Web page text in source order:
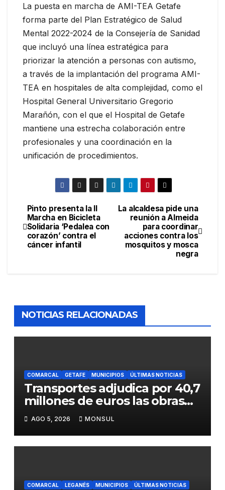
La puesta en marcha de AMI-TEA Getafe
forma parte del Plan Estratégico de Salud
Mental 2022-2024 de la Consejería de Sanidad
que incluyó una línea estratégica para
priorizar la atención a personas con autismo,
a través de la implantación del programa AMI-
TEA en hospitales de alta complejidad, como el
Hospital General Universitario Gregorio
Marañón, con el que el Hospital de Getafe
mantiene una estrecha colaboración entre
profesionales y una coordinación en la
unificación de procedimientos.
La alcaldesa pide una
reunión a Almeida
para coordinar
acciones contra los
mosquitos y mosca
negra
Pinto presenta la II
Marcha en Bicicleta
Solidaria ‘Pedalea con
corazón’ contra el
cáncer infantil
NOTICIAS RELACIONADAS
COMARCAL GETAFE MUNICIPIOS ÚLTIMAS NOTICIAS
Transportes adjudica por 40,7
millones de euros las obras
para mejorar la accesibilidad
del transporte público en la
A-4 en Getafe
AGO 5, 2026 MONSUL
COMARCAL LEGANÉS MUNICIPIOS ÚLTIMAS NOTICIAS